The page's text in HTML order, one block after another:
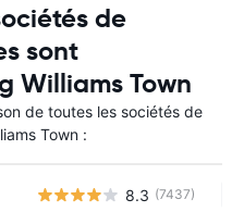
de
sont
Williams Town
de toutes les sociétés de
Town :
8.3 (7437)